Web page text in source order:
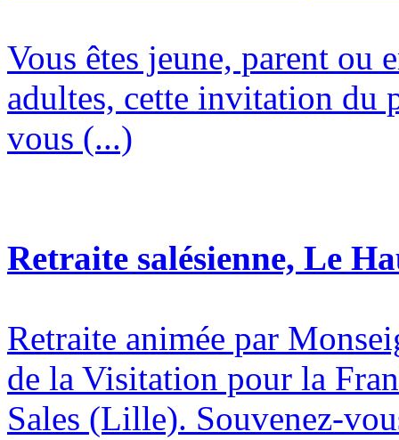
Vous êtes jeune, parent ou
adultes, cette invitation du
vous (...)
Retraite salésienne, Le
Retraite animée par
de la Visitation pour la
Sales (Lille). Souvenez-